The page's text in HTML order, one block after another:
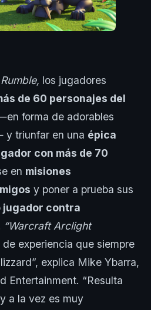
los jugadores
de 60 personajes del
forma de adorables
y triunfar en una épica
con más de 70
en misiones
y poner a prueba sus
jugador contra
“Warcraft Arclight
experiencia que siempre
explica Mike Ybarra,
Entertainment. “Resulta
a la vez es muy